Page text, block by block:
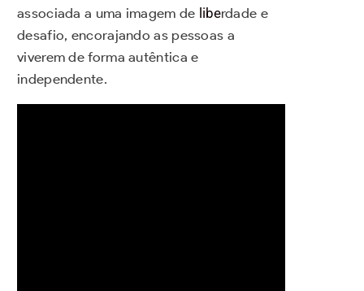
associada a uma imagem de liberdade e
desafio, encorajando as pessoas a
viverem de forma autêntica e
independente.